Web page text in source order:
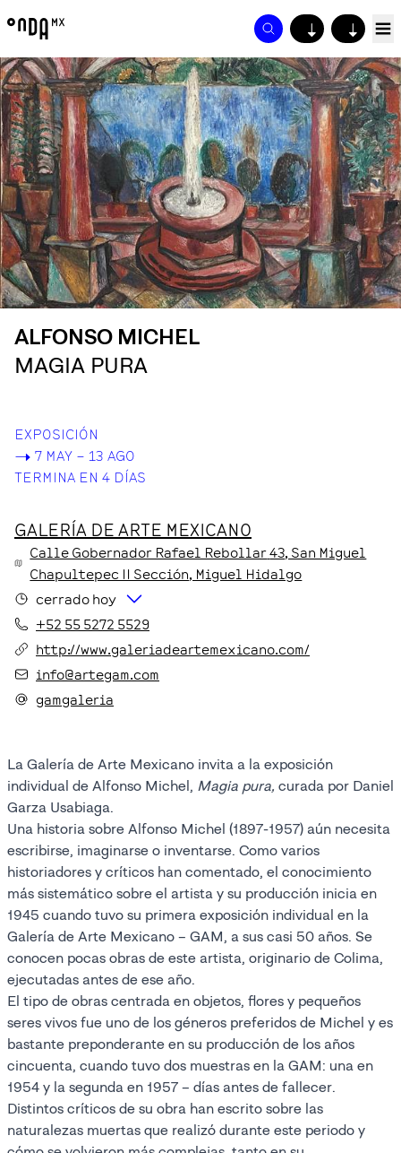
↓ ↓
ALFONSO MICHEL
MAGIA PURA
EXPOSICIÓN
-> 7 MAY – 13 AGO
TERMINA EN 4 DÍAS
GALERÍA DE ARTE MEXICANO
Calle Gobernador Rafael Rebollar43, San Miguel
Chapultepec II Sección, Miguel Hidalgo
cerrado hoy
+52 55 5272 5529
http://www.galeriadeartemexicano.com/
info@artegam.com
gamgaleria
La Galería de Arte Mexicano invita a la exposición
individual de Alfonso Michel, Magia pura, curada por Daniel
Garza Usabiaga.
Una historia sobre Alfonso Michel (1897-1957) aún necesita
escribirse, imaginarse o inventarse. Como varios
historiadores y críticos han comentado, el conocimiento
más sistemático sobre el artista y su producción inicia en
1945 cuando tuvo su primera exposición individual en la
Galería de Arte Mexicano – GAM, a sus casi 50 años. Se
conocen pocas obras de este artista, originario de Colima,
ejecutadas antes de ese año.
El tipo de obras centrada en objetos, flores y pequeños
seres vivos fue uno de los géneros preferidos de Michel y es
bastante preponderante en su producción de los años
cincuenta, cuando tuvo dos muestras en la GAM: una en
1954 y la segunda en 1957 – días antes de fallecer.
Distintos críticos de su obra han escrito sobre las
naturalezas muertas que realizó durante este periodo y